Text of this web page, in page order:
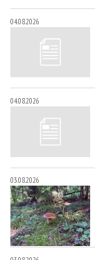
04.08.2026
04.08.2026
03.08.2026